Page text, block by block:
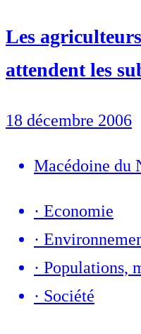
Les
attendent les
18 décembre 2006
Macédoine du
· Economie
·
· Populations,
· Société